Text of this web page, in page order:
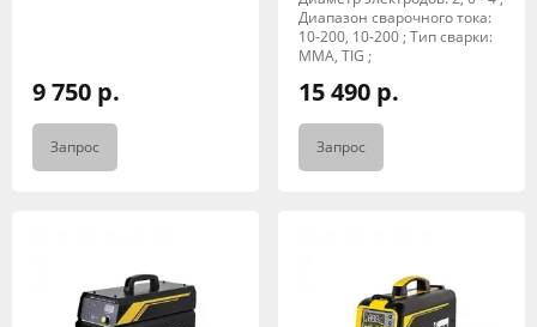
9 750 р.
Запрос
Диапазон сварочного тока:
10-200, 10-200 ; Тип сварки:
MMA, TIG ;
15 490 р.
Запрос